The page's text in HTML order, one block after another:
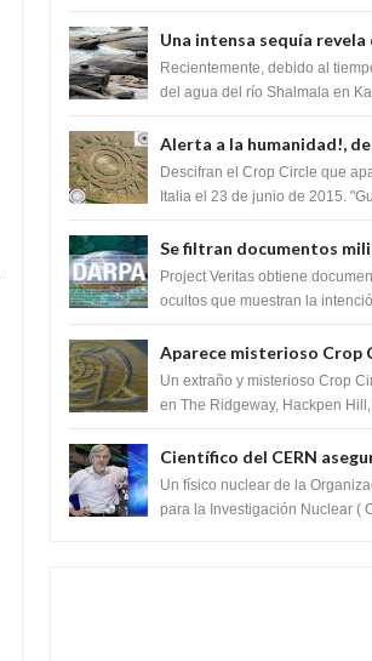
m...
Una intensa sequía revela
impresionante hallazgo
Shiva Lingas
Recientemente, debido al
del agua del río Shalmala en
Shiv...
Alerta a la humanidad!,
mensaje del Crop Circle
Descifran el Crop Circle que
Italia el 23 de junio de 2015.
Se filtran documentos
que muestran la intención
crear el SARS-CoV-2,
Project Veritas obtiene
ocultos que muestran la
Aparece misterioso Crop
Reino Unido 23 de junio
Un extraño y misterioso Crop
en The Ridgeway, Hackpen
Científico del CERN
ayudado por seres de luz
prueba del Colisionador
Un físico nuclear de la
para la Investigación Nuclear (